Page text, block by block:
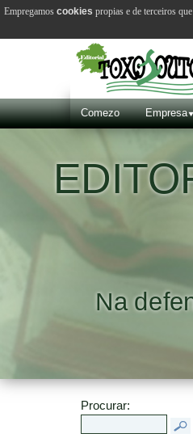
Comezo Empresa
Na
Procurar:
Empregamos cookies propias e de terceiros